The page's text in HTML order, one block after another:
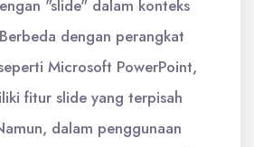
"slide" dalam konteks
dengan perangkat
Microsoft PowerPoint,
fitur slide yang terpisah
dalam penggunaan